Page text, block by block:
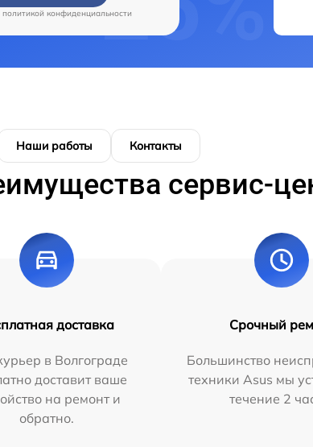
политикой конфиденциальности
Наши работы Контакты
сервис-
доставка
в Волгограде
доставит ваше
на ремонт и
обратно.
Срочный
Большинство
техники Asus мы
течение 2